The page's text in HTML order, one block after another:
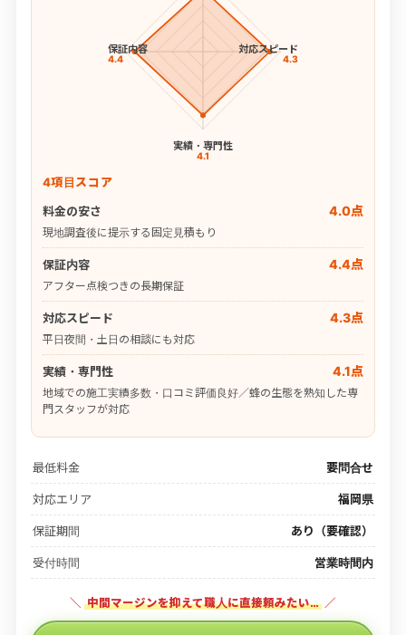
対応スピード
4.3
実績・専門性
4.1
保証内容
4.4
4項目スコア
料金の安さ
4.0点
現地調査後に提示する固定見積もり
保証内容 4.4点
アフター点検つきの長期保証
対応スピード 4.3点
平日夜間・土日の相談にも対応
実績・専門性 4.1点
地域での施工実績多数・口コミ評価良好／蜂の生態を熟知した専
門スタッフが対応
最低料金 要問合せ
対応エリア 福岡県
保証期間 あり（要確認）
受付時間 営業時間内
＼ 中間マージンを抑えて職人に直接頼みたい… ／